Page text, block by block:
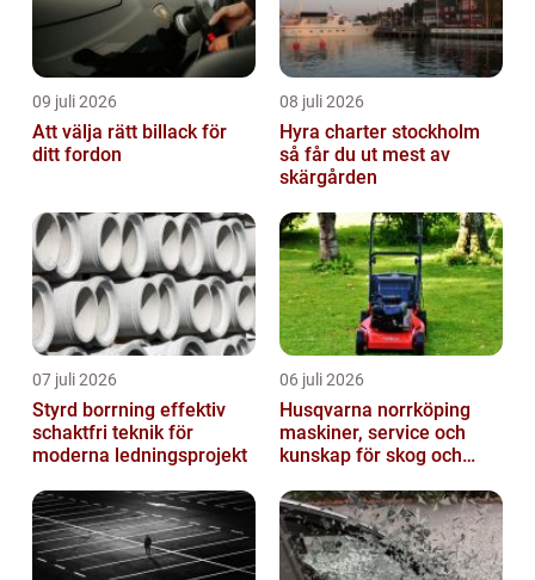
09 juli 2026
Att välja rätt billack för
ditt fordon
08 juli 2026
Hyra charter stockholm
så får du ut mest av
skärgården
07 juli 2026
Styrd borrning effektiv
schaktfri teknik för
moderna ledningsprojekt
06 juli 2026
Husqvarna norrköping
maskiner, service och
kunskap för skog och